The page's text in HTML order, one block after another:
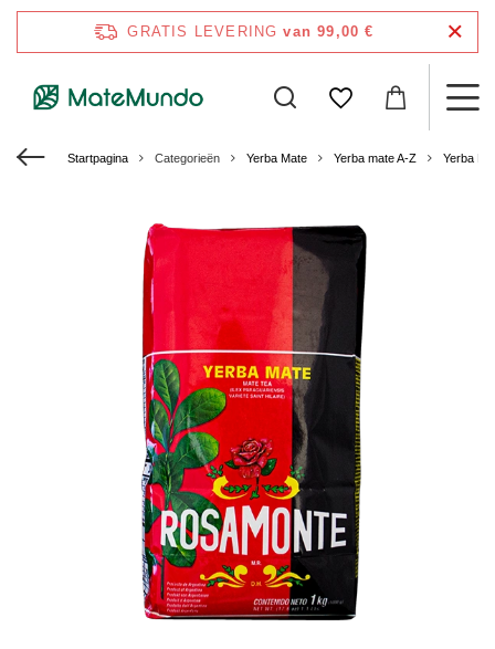
GRATIS LEVERING van 99,00 €
Startpagina Categorieën Yerba Mate Yerba mate A-Z Yerba